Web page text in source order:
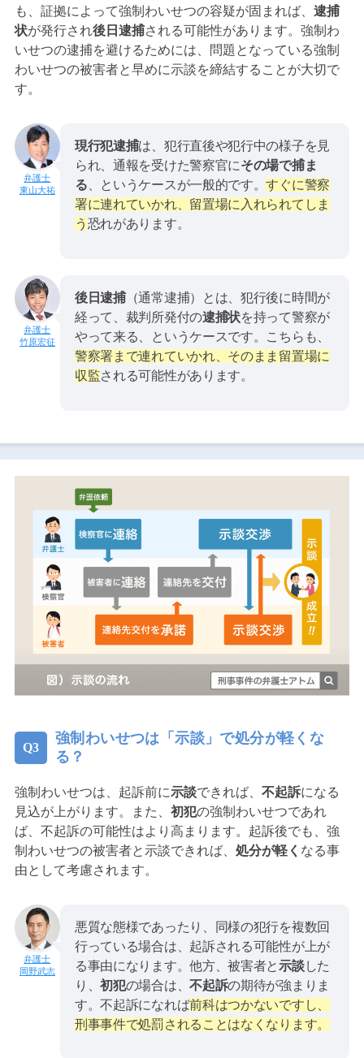
も、証拠によって強制わいせつの容疑が固まれば、 逮捕
状が発行され後日逮捕される可能性があります。強制わ
いせつの逮捕を避けるためには、問題となっている強制
わいせつの被害者と早めに示談を締結することが大切で
す。
東山大祐
現行犯逮捕は、犯行直後や犯行中の様子を見
られ、通報を受けた警察官にその場で捕ま
る 、というケースが一般的です。すぐに警察
署に連れていかれ、留置場に入れられてしま
う 恐れがあります。
竹原宏征
後日逮捕（通常逮捕）とは、犯行後に時間が
経って、裁判所発付の逮捕状を持って警察が
やって来る、というケースです。こちらも、
警察署まで連れていかれ、そのまま留置場に
収監される可能性があります。
強制わいせつは「示談」で処分が軽くな
る？
強制わいせつは、起訴前に示談できれば、 不起訴になる
見込が上がります。また、 初犯の強制わいせつであれ
ば、不起訴の可能性はより高まります。起訴後でも、強
制わいせつの被害者と示談できれば、 処分が軽く なる事
由として考慮されます。
岡野武志
悪質な態様であったり、同様の犯行を複数回
行っている場合は、起訴される可能性が上が
る事由になります。他方、被害者と示談した
り、初犯の場合は、不起訴の期待が強まりま
す。不起訴になれば前科はつかないですし、
刑事事件で処罰されることはなくなります。